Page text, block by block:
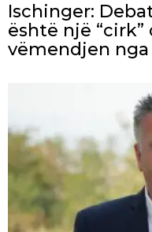
Ischinger:
është një
vëmendjen